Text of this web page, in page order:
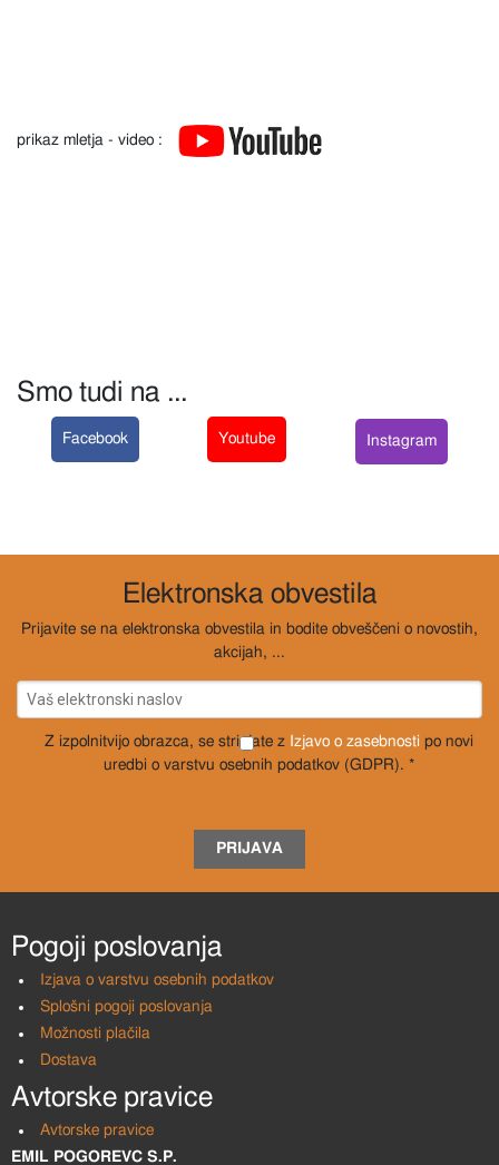
Smo tudi na ...
Facebook Youtube Instagram
prikaz mletja - video :
Elektronska obvestila
Prijavite se na elektronska obvestila in bodite obveščeni o novostih,
akcijah, ...
Z izpolnitvijo obrazca, se strinjate z Izjavo o zasebnosti po novi
uredbi o varstvu osebnih podatkov (GDPR). *
PRIJAVA
Pogoji poslovanja
Izjava o varstvu osebnih podatkov
Splošni pogoji poslovanja
Možnosti plačila
Dostava
Avtorske pravice
Avtorske pravice
EMIL POGOREVC S.P.